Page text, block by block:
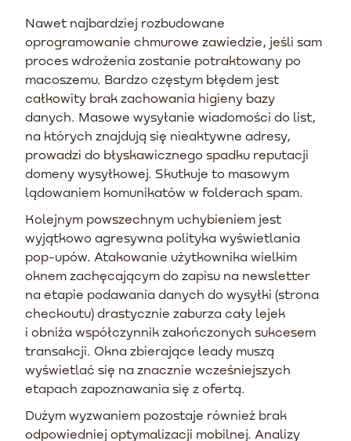
Nawet najbardziej rozbudowane
oprogramowanie chmurowe zawiedzie, jeśli sam
proces wdrożenia zostanie potraktowany po
macoszemu. Bardzo częstym błędem jest
całkowity brak zachowania higieny bazy
danych. Masowe wysyłanie wiadomości do list,
na których znajdują się nieaktywne adresy,
prowadzi do błyskawicznego spadku reputacji
domeny wysyłkowej. Skutkuje to masowym
lądowaniem komunikatów w folderach spam.
Kolejnym powszechnym uchybieniem jest
wyjątkowo agresywna polityka wyświetlania
pop-upów. Atakowanie użytkownika wielkim
oknem zachęcającym do zapisu na newsletter
na etapie podawania danych do wysyłki (strona
checkoutu) drastycznie zaburza cały lejek
i obniża współczynnik zakończonych sukcesem
transakcji. Okna zbierające leady muszą
wyświetlać się na znacznie wcześniejszych
etapach zapoznawania się z ofertą.
Dużym wyzwaniem pozostaje również brak
odpowiedniej optymalizacji mobilnej. Analizy